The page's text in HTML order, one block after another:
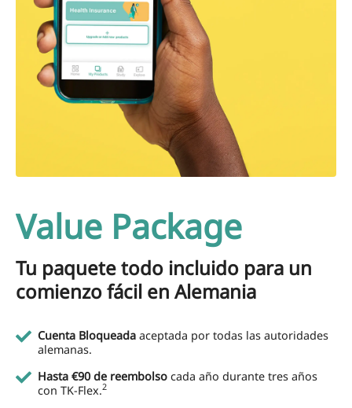
Value Package
Tu paquete todo incluido para un
comienzo fácil en Alemania
Cuenta Bloqueada aceptada por todas las autoridades
alemanas.
Hasta €90 de reembolso cada año durante tres años
con TK-Flex.2